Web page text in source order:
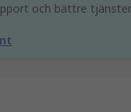
och bättre tjänster.